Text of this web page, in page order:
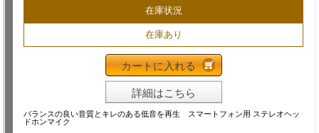
在庫状況
在庫あり
カートに入れる
詳細はこちら
バランスの良い音質とキレのある低音を再生 スマートフォン用 ステレオヘッ
ドホンマイク